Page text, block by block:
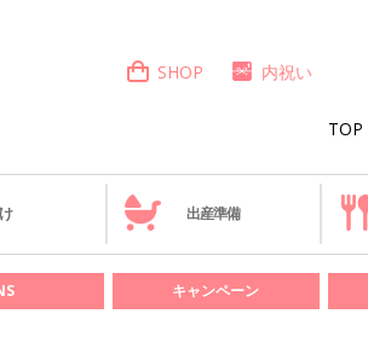
TOP
SHOP 内祝い
出産準備
キャンペーン